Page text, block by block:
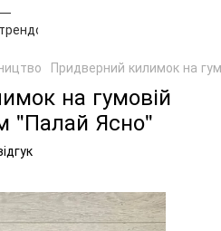
Придверний килимок на
на гумовій
"Палай Ясно"